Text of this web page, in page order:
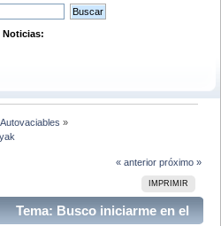
Noticias:
Autovaciables »
« anterior próximo »
IMPRIMIR
Tema: Busco iniciarme en el